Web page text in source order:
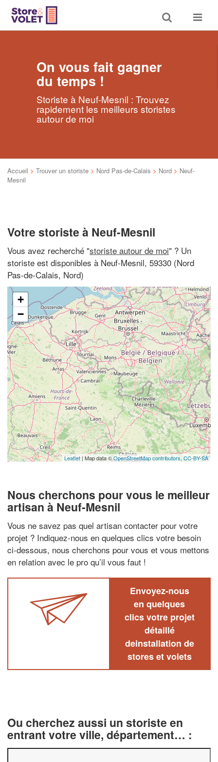
Toggle
search
Toggle
On vous fait gagner
du temps !
Storiste à Neuf-Mesnil : Trouvez
rapidement les meilleurs storistes
autour de moi
Accueil > Trouver un storiste > Nord Pas-de-Calais > Nord > Neuf-
Mesnil
Votre storiste à Neuf-Mesnil
Vous avez recherché "storiste autour de moi" ? Un
storiste est disponibles à Neuf-Mesnil, 59330 (Nord
Pas-de-Calais, Nord)
+
−
Leaflet| Map data ©OpenStreetMap contributors, CC-BY-SA
Nous cherchons pour vous le meilleur
artisan à Neuf-Mesnil
Vous ne savez pas quel artisan contacter pour votre
projet ? Indiquez-nous en quelques clics votre besoin
ci-dessous, nous cherchons pour vous et vous mettons
en relation avec le pro qu’il vous faut !
Envoyez-nous
en quelques
clics votre projet
détaillé
deinstallation de
stores et volets
Ou cherchez aussi un storiste en
entrant votre ville, département… :